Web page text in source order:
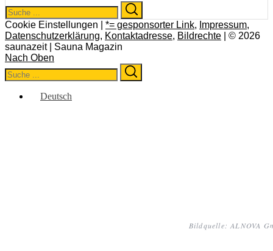
Bildquelle: ALNOVA
Search
for:
Cookie Einstellungen | *= gesponsorter Link, Impressum,
Datenschutzerklärung, Kontaktadresse, Bildrechte | © 2026
saunazeit | Sauna Magazin
Nach Oben
Search
for:
Deutsch